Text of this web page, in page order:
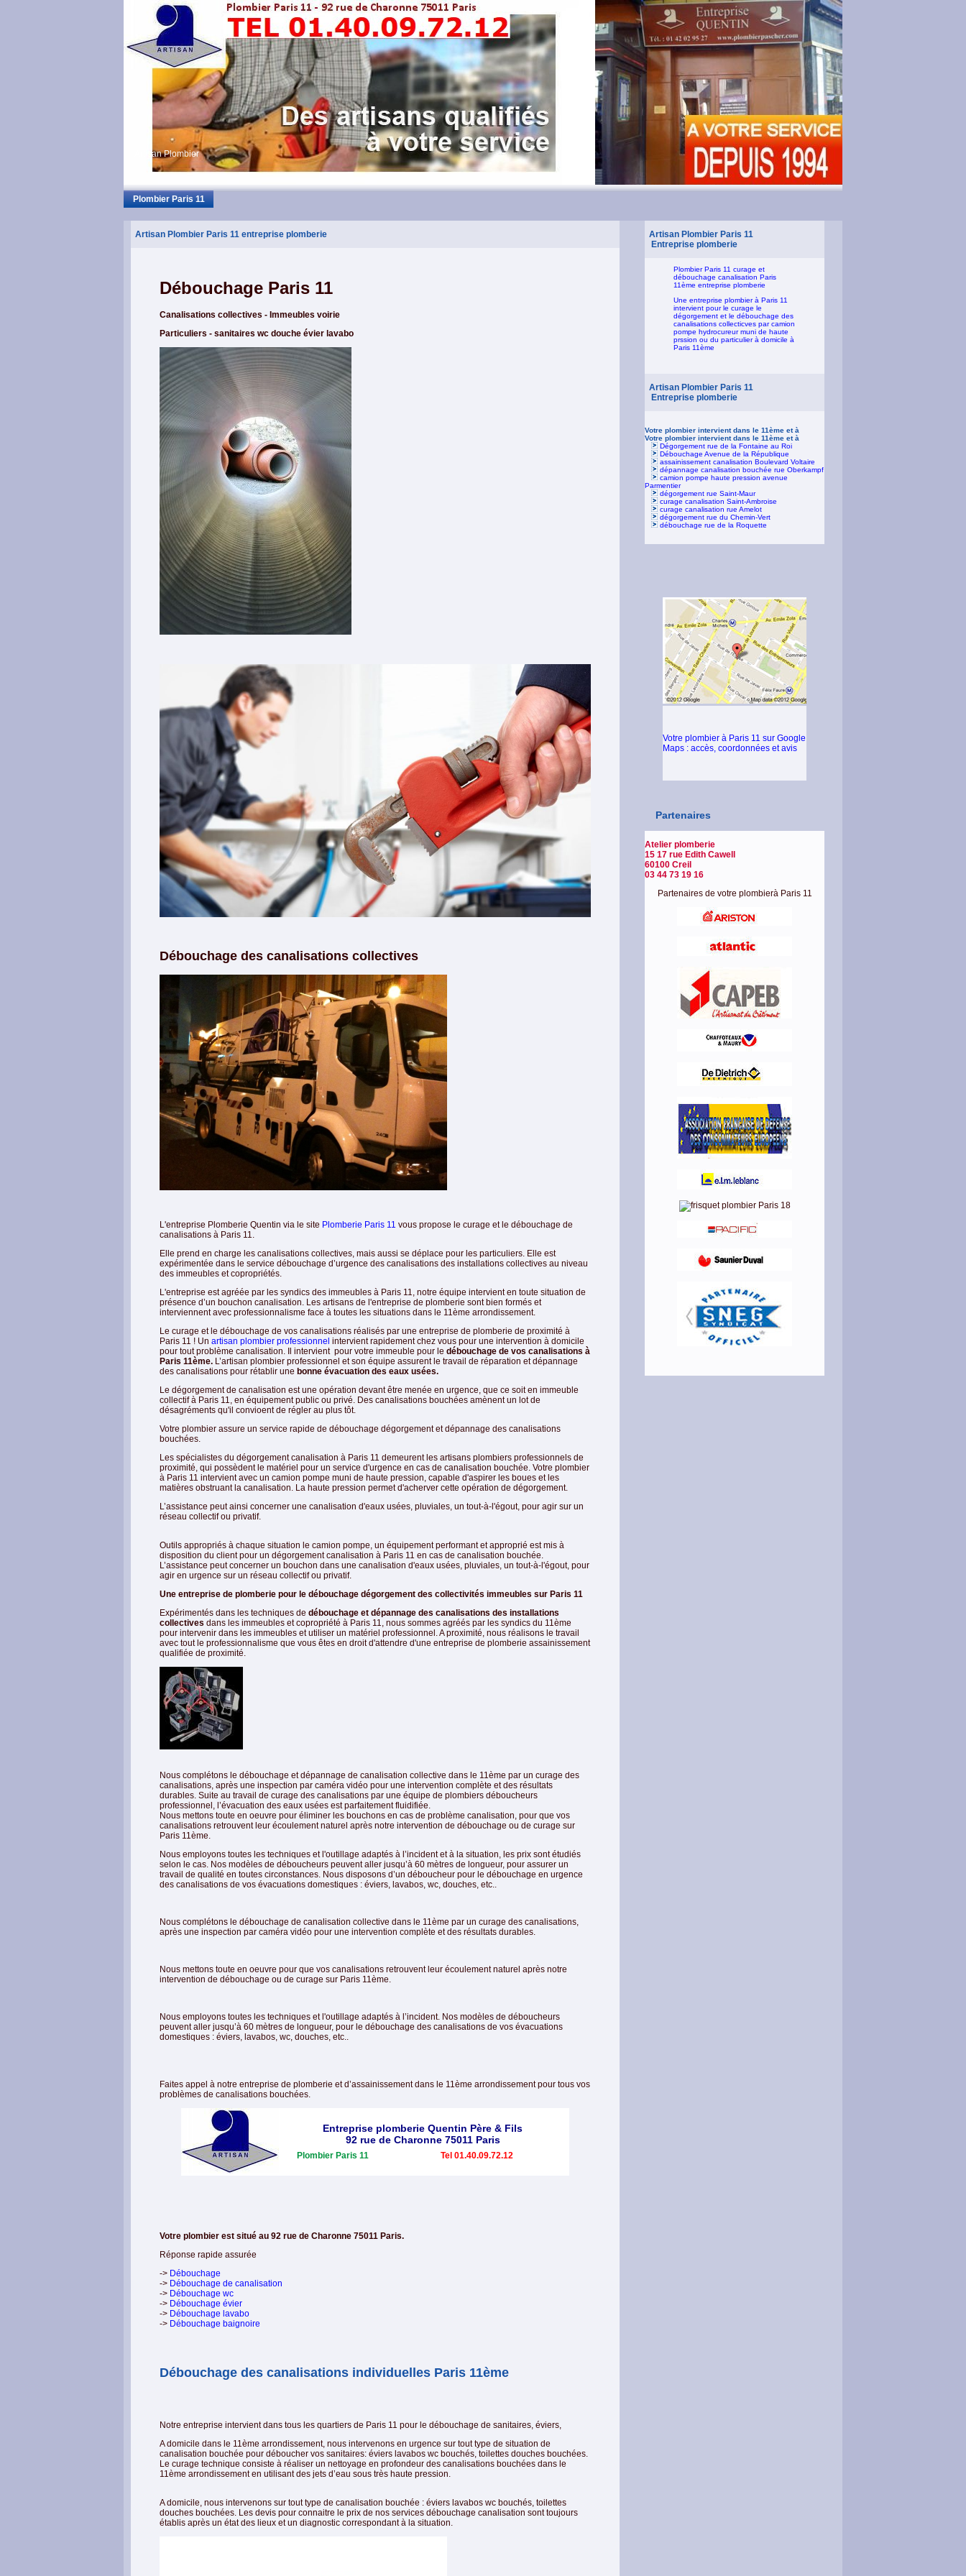
Artisan Plombier
Artisan Plombier Paris 11 entreprise plomberie
Débouchage Paris 11
Canalisations collectives - Immeubles voirie
Particuliers - sanitaires wc douche évier lavabo
Débouchage des canalisations collectives
L'entreprise Plomberie Quentin via le site Plomberie Paris 11 vous propose le curage et le débouchage de
canalisations à Paris 11.
Elle prend en charge les canalisations collectives, mais aussi se déplace pour les particuliers. Elle est
expérimentée dans le service débouchage d’urgence des canalisations des installations collectives au niveau
des immeubles et copropriétés.
L'entreprise est agréée par les syndics des immeubles à Paris 11, notre équipe intervient en toute situation de
présence d’un bouchon canalisation. Les artisans de l'entreprise de plomberie sont bien formés et
interviennent avec professionnalisme face à toutes les situations dans le 11ème arrondissement.
Le curage et le débouchage de vos canalisations réalisés par une entreprise de plomberie de proximité à
Paris 11 ! Un artisan plombier professionnel intervient rapidement chez vous pour une intervention à domicile
pour tout problème canalisation. Il intervient pour votre immeuble pour le débouchage de vos canalisations à
Paris 11ème. L’artisan plombier professionnel et son équipe assurent le travail de réparation et dépannage
des canalisations pour rétablir une bonne évacuation des eaux usées.
Le dégorgement de canalisation est une opération devant être menée en urgence, que ce soit en immeuble
collectif à Paris 11, en équipement public ou privé. Des canalisations bouchées amènent un lot de
désagréments qu'il convioent de régler au plus tôt.
Votre plombier assure un service rapide de débouchage dégorgement et dépannage des canalisations
bouchées.
Les spécialistes du dégorgement canalisation à Paris 11 demeurent les artisans plombiers professionnels de
proximité, qui possèdent le matériel pour un service d'urgence en cas de canalisation bouchée. Votre plombier
à Paris 11 intervient avec un camion pompe muni de haute pression, capable d'aspirer les boues et les
matières obstruant la canalisation. La haute pression permet d'acherver cette opération de dégorgement.
L’assistance peut ainsi concerner une canalisation d'eaux usées, pluviales, un tout-à-l'égout, pour agir sur un
réseau collectif ou privatif.
Outils appropriés à chaque situation le camion pompe, un équipement performant et approprié est mis à
disposition du client pour un dégorgement canalisation à Paris 11 en cas de canalisation bouchée.
L’assistance peut concerner un bouchon dans une canalisation d'eaux usées, pluviales, un tout-à-l'égout, pour
agir en urgence sur un réseau collectif ou privatif.
Une entreprise de plomberie pour le débouchage dégorgement des collectivités immeubles sur Paris 11
Expérimentés dans les techniques de débouchage et dépannage des canalisations des installations
collectives dans les immeubles et copropriété à Paris 11, nous sommes agréés par les syndics du 11ème
pour intervenir dans les immeubles et utiliser un matériel professionnel. A proximité, nous réalisons le travail
avec tout le professionnalisme que vous êtes en droit d'attendre d'une entreprise de plomberie assainissement
qualifiée de proximité.
Nous complétons le débouchage et dépannage de canalisation collective dans le 11ème par un curage des
canalisations, après une inspection par caméra vidéo pour une intervention complète et des résultats
durables. Suite au travail de curage des canalisations par une équipe de plombiers déboucheurs
professionnel, l’évacuation des eaux usées est parfaitement fluidifiée.
Nous mettons toute en oeuvre pour éliminer les bouchons en cas de problème canalisation, pour que vos
canalisations retrouvent leur écoulement naturel après notre intervention de débouchage ou de curage sur
Paris 11ème.
Nous employons toutes les techniques et l'outillage adaptés à l’incident et à la situation, les prix sont étudiés
selon le cas. Nos modèles de déboucheurs peuvent aller jusqu’à 60 mètres de longueur, pour assurer un
travail de qualité en toutes circonstances. Nous disposons d’un déboucheur pour le débouchage en urgence
des canalisations de vos évacuations domestiques : éviers, lavabos, wc, douches, etc..
Nous complétons le débouchage de canalisation collective dans le 11ème par un curage des canalisations,
après une inspection par caméra vidéo pour une intervention complète et des résultats durables.
Nous mettons toute en oeuvre pour que vos canalisations retrouvent leur écoulement naturel après notre
intervention de débouchage ou de curage sur Paris 11ème.
Nous employons toutes les techniques et l'outillage adaptés à l’incident. Nos modèles de déboucheurs
peuvent aller jusqu’à 60 mètres de longueur, pour le débouchage des canalisations de vos évacuations
domestiques : éviers, lavabos, wc, douches, etc..
Faites appel à notre entreprise de plomberie et d’assainissement dans le 11ème arrondissement pour tous vos
problèmes de canalisations bouchées.
Entreprise plomberie Quentin Père & Fils
92 rue de Charonne 75011 Paris
Plombier Paris 11 Tel 01.40.09.72.12
Votre plombier est situé au 92 rue de Charonne 75011 Paris.
Réponse rapide assurée
-> Débouchage
-> Débouchage de canalisation
-> Débouchage wc
-> Débouchage évier
-> Débouchage lavabo
-> Débouchage baignoire
Débouchage des canalisations individuelles Paris 11ème
Notre entreprise intervient dans tous les quartiers de Paris 11 pour le débouchage de sanitaires, éviers,
A domicile dans le 11ème arrondissement, nous intervenons en urgence sur tout type de situation de
canalisation bouchée pour déboucher vos sanitaires: éviers lavabos wc bouchés, toilettes douches bouchées.
Le curage technique consiste à réaliser un nettoyage en profondeur des canalisations bouchées dans le
11ème arrondissement en utilisant des jets d’eau sous très haute pression.
A domicile, nous intervenons sur tout type de canalisation bouchée : éviers lavabos wc bouchés, toilettes
douches bouchées. Les devis pour connaitre le prix de nos services débouchage canalisation sont toujours
établis après un état des lieux et un diagnostic correspondant à la situation.
Artisan Plombier Paris 11
Entreprise plomberie
Plombier Paris 11 curage et
débouchage canalisation Paris
11ème entreprise plomberie
Une entreprise plombier à Paris 11
intervient pour le curage le
dégorgement et le débouchage des
canalisations collecticves par camion
pompe hydrocureur muni de haute
prssion ou du particulier à domicile à
Paris 11ème
Artisan Plombier Paris 11
Entreprise plomberie
Votre plombier intervient dans le 11ème et à
Votre plombier intervient dans le 11ème et à
Dégorgement rue de la Fontaine au Roi
Débouchage Avenue de la République
assainissement canalisation Boulevard Voltaire
dépannage canalisation bouchée rue Oberkampf
camion pompe haute pression avenue
Parmentier
dégorgement rue Saint-Maur
curage canalisation Saint-Ambroise
curage canalisation rue Amelot
dégorgement rue du Chemin-Vert
débouchage rue de la Roquette
Votre plombier à Paris 11 sur Google
Maps : accès, coordonnées et avis
Partenaires
Atelier plomberie
15 17 rue Edith Cawell
60100 Creil
03 44 73 19 16
Partenaires de votre plombierà Paris 11
Plombier Paris 11